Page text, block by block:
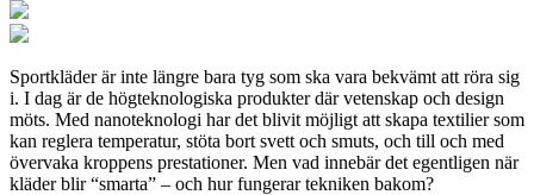
Sportkläder är inte längre bara tyg som ska vara bekvämt att röra sig
i. I dag är de högteknologiska produkter där vetenskap och design
möts. Med nanoteknologi har det blivit möjligt att skapa textilier som
kan reglera temperatur, stöta bort svett och smuts, och till och med
övervaka kroppens prestationer. Men vad innebär det egentligen när
kläder blir “smarta” – och hur fungerar tekniken bakom?